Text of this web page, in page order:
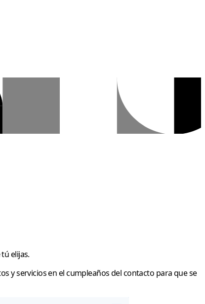
elijas.
y servicios en el cumpleaños del contacto para que se